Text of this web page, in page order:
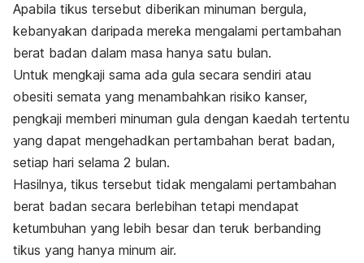
Apabila tikus tersebut diberikan minuman bergula,
kebanyakan daripada mereka mengalami pertambahan
berat badan dalam masa hanya satu bulan.
Untuk mengkaji sama ada gula secara sendiri atau
obesiti semata yang menambahkan risiko kanser,
pengkaji memberi minuman gula dengan kaedah tertentu
yang dapat mengehadkan pertambahan berat badan,
setiap hari selama 2 bulan.
Hasilnya, tikus tersebut tidak mengalami pertambahan
berat badan secara berlebihan tetapi mendapat
ketumbuhan yang lebih besar dan teruk berbanding
tikus yang hanya minum air.